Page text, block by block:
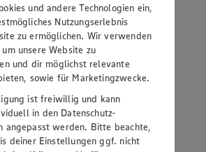
Regionen
und andere Technologien ein,
Nutzungserlebnis
zu ermöglichen. Wir verwenden
unsere Website zu
und dir möglichst relevante
sowie für Marketingzwecke.
ist freiwillig und kann
in den Datenschutz-
angepasst werden. Bitte beachte,
deiner Einstellungen ggf. nicht